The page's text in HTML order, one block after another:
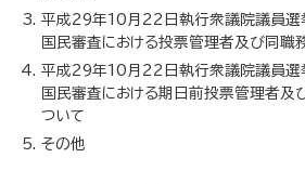
平成29年10月22日執行衆議院議員選
国民審査における投票管理者及び同職
平成29年10月22日執行衆議院議員選
国民審査における期日前投票管理者及
ついて
その他